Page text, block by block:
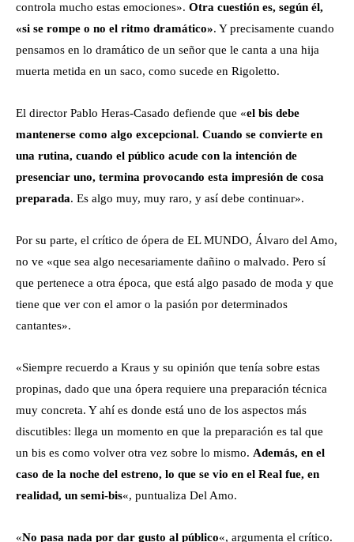
controla mucho estas emociones». Otra cuestión es, según él,
«si se rompe o no el ritmo dramático». Y precisamente cuando
pensamos en lo dramático de un señor que le canta a una hija
muerta metida en un saco, como sucede en Rigoletto.
El director Pablo Heras-Casado defiende que «el bis debe
mantenerse como algo excepcional. Cuando se convierte en
una rutina, cuando el público acude con la intención de
presenciar uno, termina provocando esta impresión de cosa
preparada. Es algo muy, muy raro, y así debe continuar».
Por su parte, el crítico de ópera de EL MUNDO, Álvaro del Amo,
no ve «que sea algo necesariamente dañino o malvado. Pero sí
que pertenece a otra época, que está algo pasado de moda y que
tiene que ver con el amor o la pasión por determinados
cantantes».
«Siempre recuerdo a Kraus y su opinión que tenía sobre estas
propinas, dado que una ópera requiere una preparación técnica
muy concreta. Y ahí es donde está uno de los aspectos más
discutibles: llega un momento en que la preparación es tal que
un bis es como volver otra vez sobre lo mismo. Además, en el
caso de la noche del estreno, lo que se vio en el Real fue, en
realidad, un semi-bis«, puntualiza Del Amo.
«No pasa nada por dar gusto al público«, argumenta el crítico.